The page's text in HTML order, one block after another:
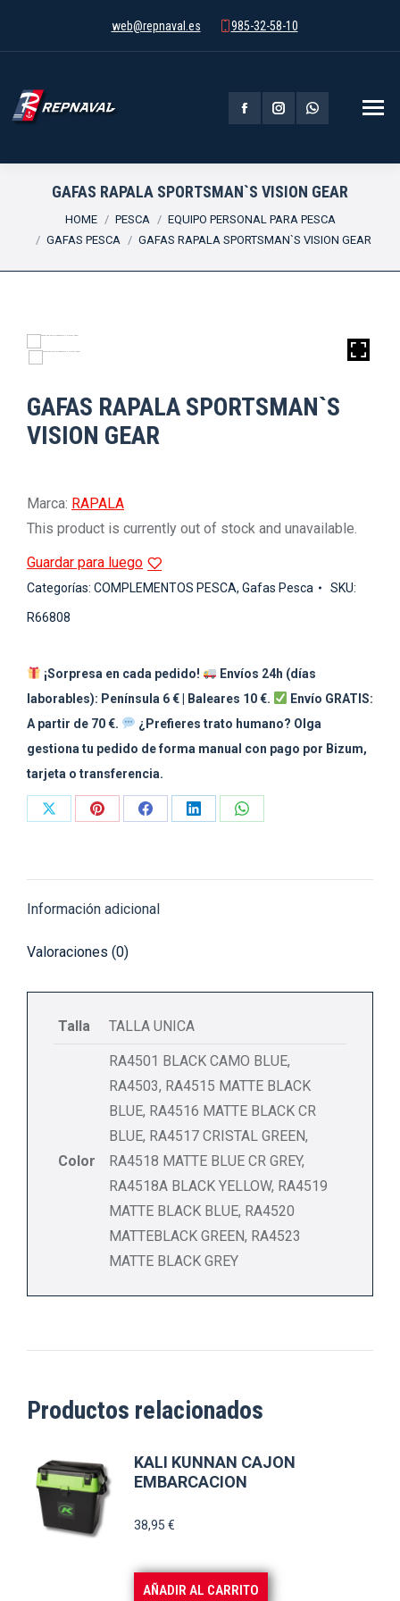
web@repnaval.es 985-32-58-10
Facebook
opens
in
Instagram
opens
in
Whatsapp
opens
in
GAFAS RAPALA SPORTSMAN`S VISION GEAR
You are here:
HOME PESCA
EQUIPO PERSONAL PARA PESCA
GAFAS PESCA
GAFAS RAPALA SPORTSMAN`S VISION GEAR
GAFAS RAPALA SPORTSMAN`S
VISION GEAR
Marca: RAPALA
This product is currently out of stock and unavailable.
Guardar para luego
Categorías: COMPLEMENTOS PESCA, Gafas Pesca SKU:
R66808
¡Sorpresa en cada pedido!
Envíos 24h (días
laborables): Península 6 € | Baleares 10 €.
Envío GRATIS:
A partir de 70 €.
¿Prefieres trato humano? Olga
gestiona tu pedido de forma manual con pago por Bizum,
tarjeta o transferencia.
Share
Share
Share
Share
Share
Información adicional
Valoraciones (0)
Talla TALLA UNICA
Color
RA4501 BLACK CAMO BLUE,
RA4503, RA4515 MATTE BLACK
BLUE, RA4516 MATTE BLACK CR
BLUE, RA4517 CRISTAL GREEN,
RA4518 MATTE BLUE CR GREY,
RA4518A BLACK YELLOW, RA4519
MATTE BLACK BLUE, RA4520
MATTEBLACK GREEN, RA4523
MATTE BLACK GREY
Productos relacionados
KALI KUNNAN CAJON
EMBARCACION
38,95 €
AÑADIR AL CARRITO